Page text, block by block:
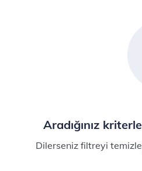
Aradığınız
Dilerseniz filtreyi